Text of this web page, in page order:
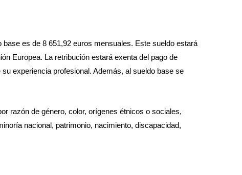
es de 8 651,92 euros mensuales. Este sueldo estará
Europea. La retribución estará exenta del pago de
experiencia profesional. Además, al sueldo base se
razón de género, color, orígenes étnicos o sociales,
nacional, patrimonio, nacimiento, discapacidad,